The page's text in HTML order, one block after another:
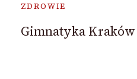
ZDROWIE
Gimnatyka Kraków